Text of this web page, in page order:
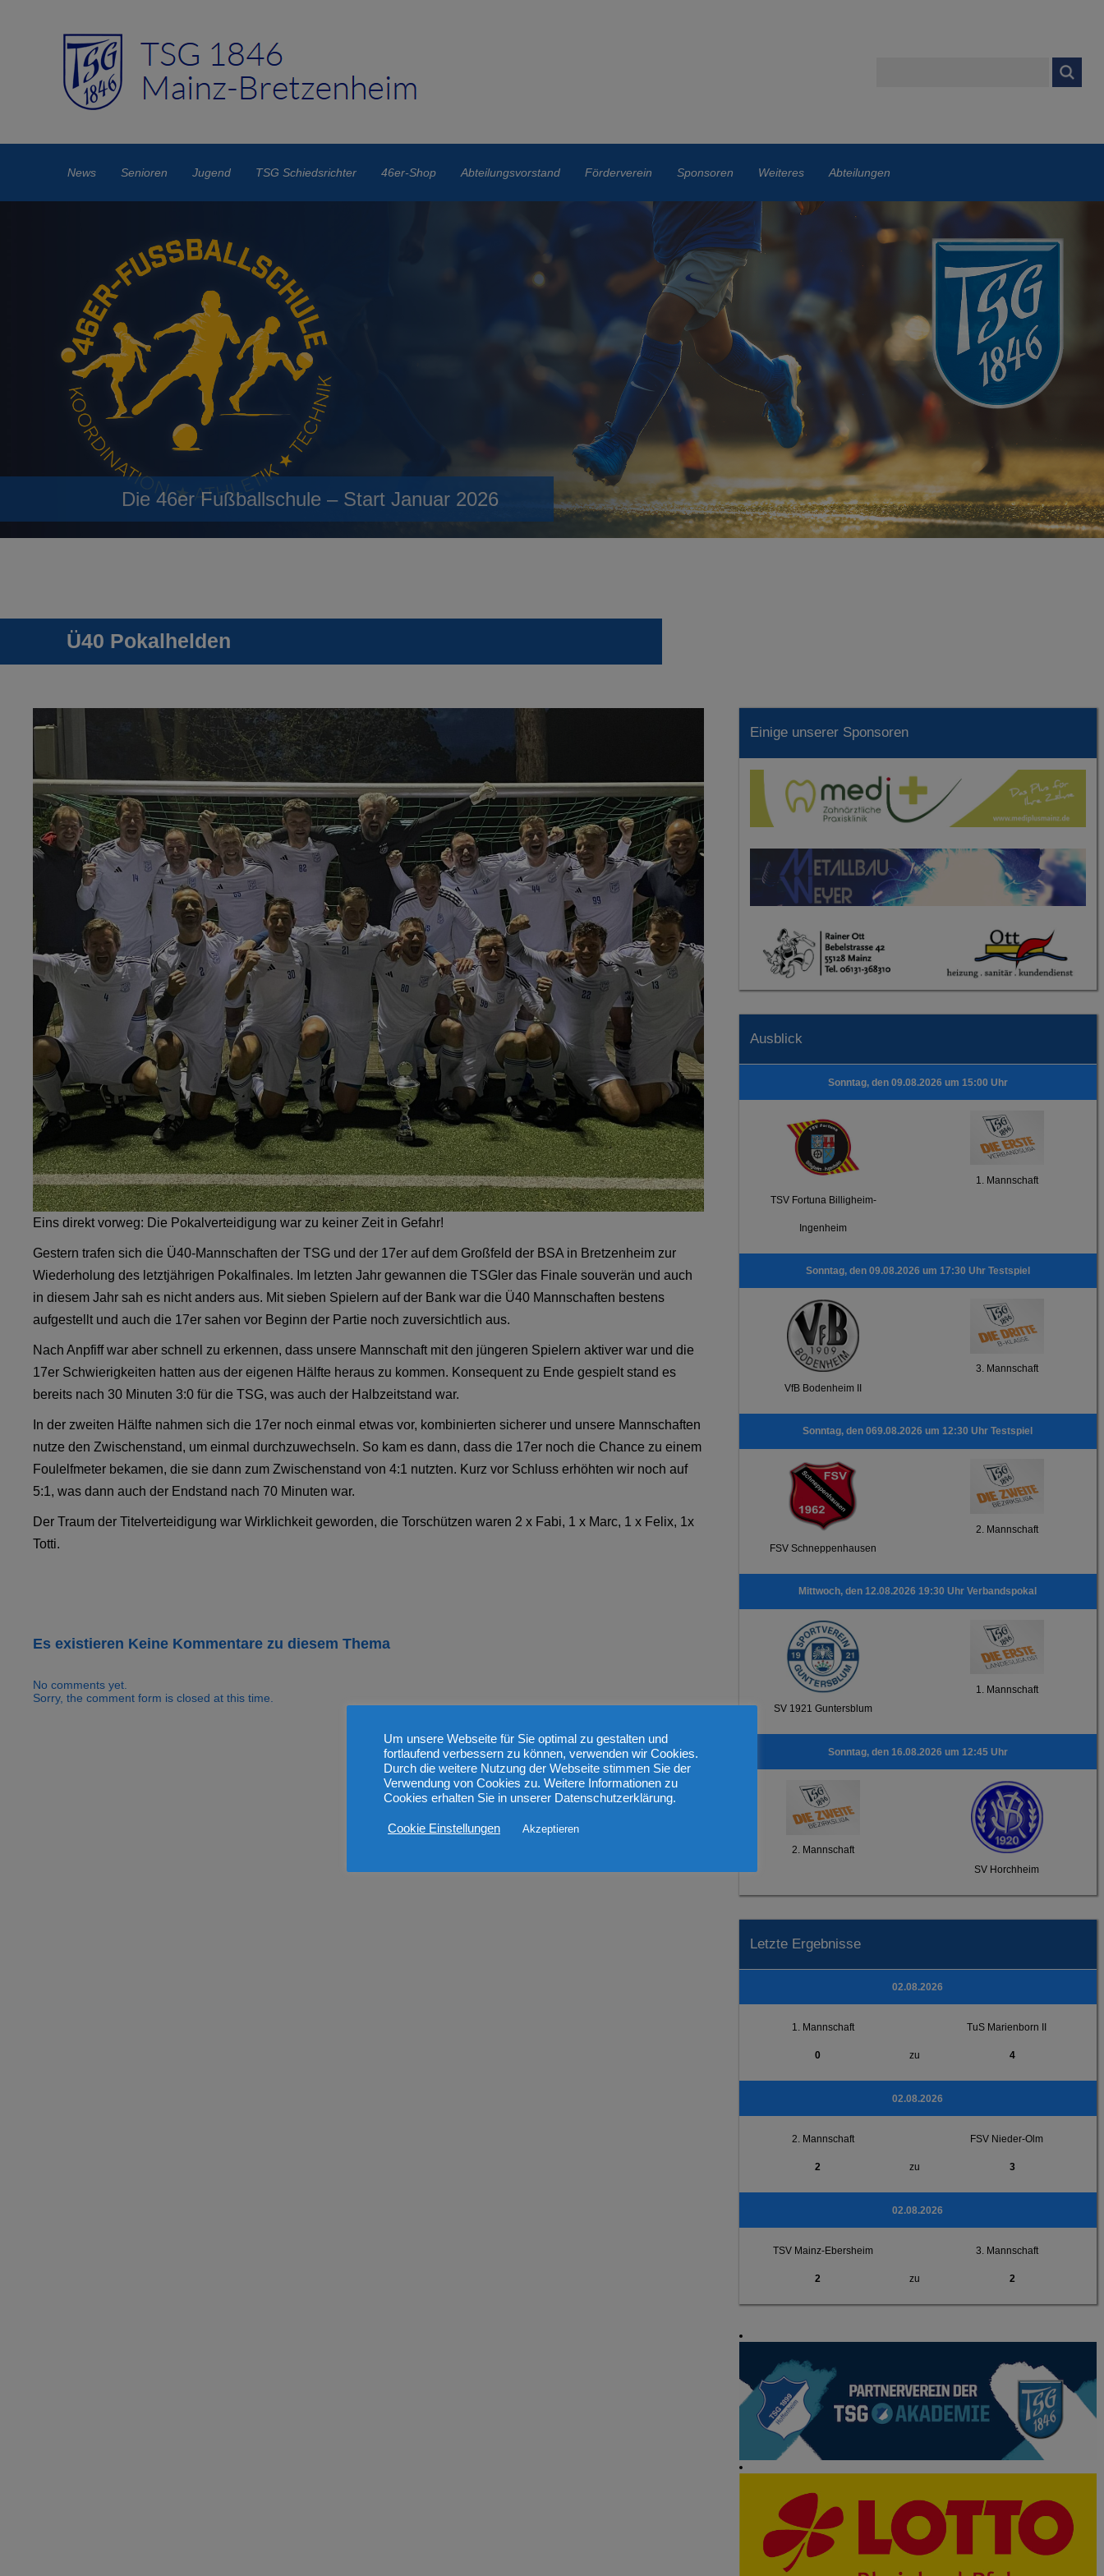
News Senioren Jugend TSG Schiedsrichter 46er-Shop Abteilungsvorstand Förderverein Sponsoren Weiteres Abteilungen
Die 46er Fußballschule – Start Januar 2026
Ü40 Pokalhelden
Eins direkt vorweg: Die Pokalverteidigung war zu keiner Zeit in Gefahr!
Gestern trafen sich die Ü40-Mannschaften der TSG und der 17er auf dem Großfeld der BSA in Bretzenheim zur
Wiederholung des letztjährigen Pokalfinales. Im letzten Jahr gewannen die TSGler das Finale souverän und auch
in diesem Jahr sah es nicht anders aus. Mit sieben Spielern auf der Bank war die Ü40 Mannschaften bestens
aufgestellt und auch die 17er sahen vor Beginn der Partie noch zuversichtlich aus.
Nach Anpfiff war aber schnell zu erkennen, dass unsere Mannschaft mit den jüngeren Spielern aktiver war und die
17er Schwierigkeiten hatten aus der eigenen Hälfte heraus zu kommen. Konsequent zu Ende gespielt stand es
bereits nach 30 Minuten 3:0 für die TSG, was auch der Halbzeitstand war.
In der zweiten Hälfte nahmen sich die 17er noch einmal etwas vor, kombinierten sicherer und unsere Mannschaften
nutze den Zwischenstand, um einmal durchzuwechseln. So kam es dann, dass die 17er noch die Chance zu einem
Foulelfmeter bekamen, die sie dann zum Zwischenstand von 4:1 nutzten. Kurz vor Schluss erhöhten wir noch auf
5:1, was dann auch der Endstand nach 70 Minuten war.
Der Traum der Titelverteidigung war Wirklichkeit geworden, die Torschützen waren 2 x Fabi, 1 x Marc, 1 x Felix, 1x
Totti.
Es existieren Keine Kommentare zu diesem Thema
No comments yet.
Sorry, the comment form is closed at this time.
Einige unserer Sponsoren
Ausblick
Sonntag, den 09.08.2026 um 15:00 Uhr
TSV Fortuna Billigheim-
Ingenheim
1. Mannschaft
Sonntag, den 09.08.2026 um 17:30 Uhr Testspiel
VfB Bodenheim II
3. Mannschaft
Sonntag, den 069.08.2026 um 12:30 Uhr Testspiel
FSV Schneppenhausen
2. Mannschaft
Mittwoch, den 12.08.2026 19:30 Uhr Verbandspokal
SV 1921 Guntersblum
1. Mannschaft
Sonntag, den 16.08.2026 um 12:45 Uhr
2. Mannschaft
SV Horchheim
Letzte Ergebnisse
02.08.2026
1. Mannschaft TuS Marienborn II
0 zu 4
02.08.2026
2. Mannschaft FSV Nieder-Olm
2 zu 3
02.08.2026
TSV Mainz-Ebersheim 3. Mannschaft
2 zu 2
Um unsere Webseite für Sie optimal zu gestalten und
fortlaufend verbessern zu können, verwenden wir Cookies.
Durch die weitere Nutzung der Webseite stimmen Sie der
Verwendung von Cookies zu. Weitere Informationen zu
Cookies erhalten Sie in unserer Datenschutzerklärung.
Cookie Einstellungen Akzeptieren